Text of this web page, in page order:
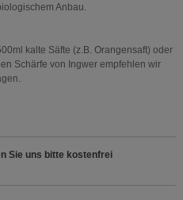
Anbau.
kalte Säfte (z.B. Orangensaft) oder
Schärfe von Ingwer empfehlen wir
Sie uns bitte kostenfrei